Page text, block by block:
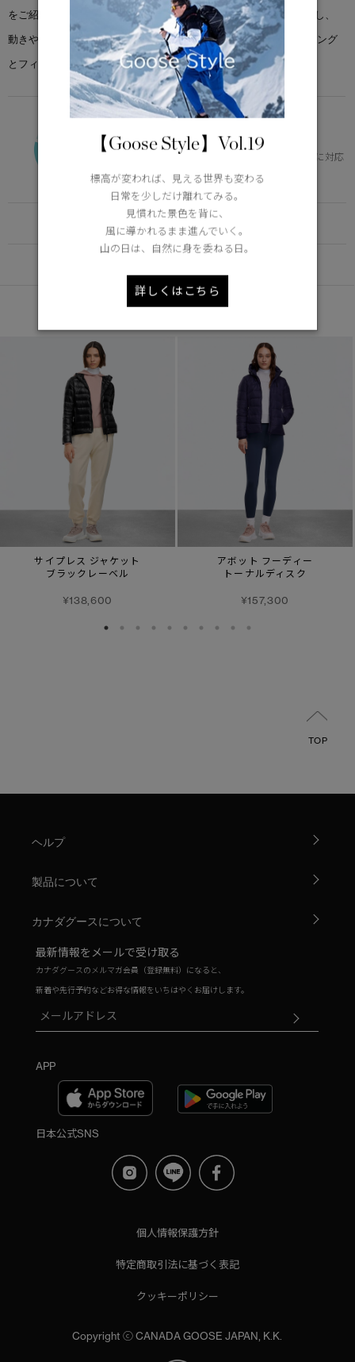
をご紹介します。マットな仕上がりの2WAYストレッチ素材を使用し、
動きやすさを追求したこのジャケットは、シェブロン柄のキルティング
とフィット＆フレアのシルエットが特徴です。
VERSATILE
0°C / -15°C
体の芯を冷やさず、快適。幅広いニーズに対応
Learn more about TEI
FUNCTION
あなたへのおすすめ
サイプレス ジャケット
ブラックレーベル
¥138,600
アボット フーディー
トーナルディスク
¥157,300
TOP
ヘルプ
製品について
カナダグースについて
最新情報をメールで受け取る
カナダグースのメルマガ会員（登録無料）になると、
新着や先行予約などお得な情報をいちはやくお届けします。
APP
日本公式SNS
個人情報保護方針
特定商取引法に基づく表記
クッキーポリシー
Copyright ⓒ CANADA GOOSE JAPAN, K.K.
【Goose Style】Vol.19
標高が変われば、見える世界も変わる
日常を少しだけ離れてみる。
見慣れた景色を背に、
風に導かれるまま進んでいく。
山の日は、自然に身を委ねる日。
詳しくはこちら